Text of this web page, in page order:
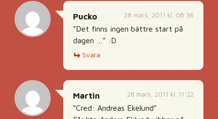
28 mars, 2011 kl. 08:36
Pucko
”Det finns ingen bättre start på
dagen …” :D
Svara
28 mars, 2011 kl. 11:22
Martin
”Cred: Andreas Ekelund”